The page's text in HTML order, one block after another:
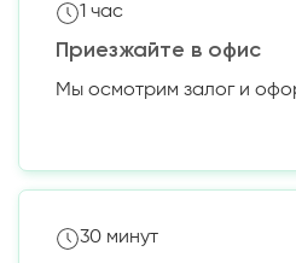
1 час
Приезжайте в офис
Мы осмотрим залог и
30 минут